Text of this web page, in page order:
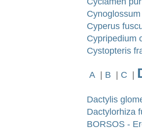
Cyperus
Cypripedium
Cystopteris
A B C
Dactylis
Dactylorhiza
BORSOS -